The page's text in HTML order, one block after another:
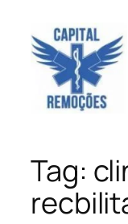
para
conteúdo
Tag: